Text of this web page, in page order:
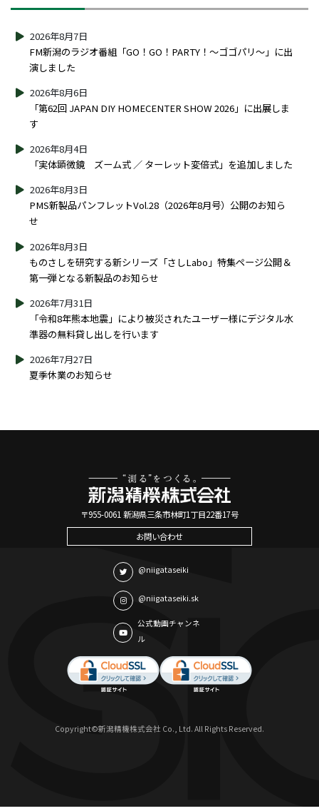
FM新潟のラジオ番組「GO！GO！PARTY！～ゴゴパリ～」に出
演しました
2026年8月7日
「第62回 JAPAN DIY HOMECENTER SHOW 2026」に出展しま
す
2026年8月6日
「実体顕微鏡 ズーム式 ／ ターレット変倍式」を追加しました
2026年8月4日
PMS新製品パンフレットVol.28（2026年8月号）公開のお知ら
せ
2026年8月3日
ものさしを研究する新シリーズ「さしLabo」特集ページ公開＆
第一弾となる新製品のお知らせ
2026年8月3日
「令和8年熊本地震」により被災されたユーザー様にデジタル水
準器の無料貸し出しを行います
2026年7月31日
夏季休業のお知らせ
2026年7月27日
〒955-0061 新潟県三条市林町1丁目22番17号
お問い合わせ
@niigataseiki
@niigataseiki.sk
公式動画チャンネ
ル
Copyright©新潟精機株式会社 Co., Ltd. All Rights Reserved.